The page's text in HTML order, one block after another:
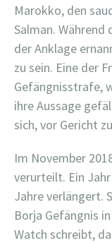
Marokko, den
Salman.
der Anklage
zu sein. Eine der
Gefängnisstrafe,
ihre Aussage
sich, vor Gericht
Im November
verurteilt. Ein
Jahre verlängert.
Borja Gefängnis
Watch schreibt,